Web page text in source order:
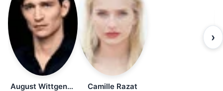
August Wittgenstein Camille Razat
›